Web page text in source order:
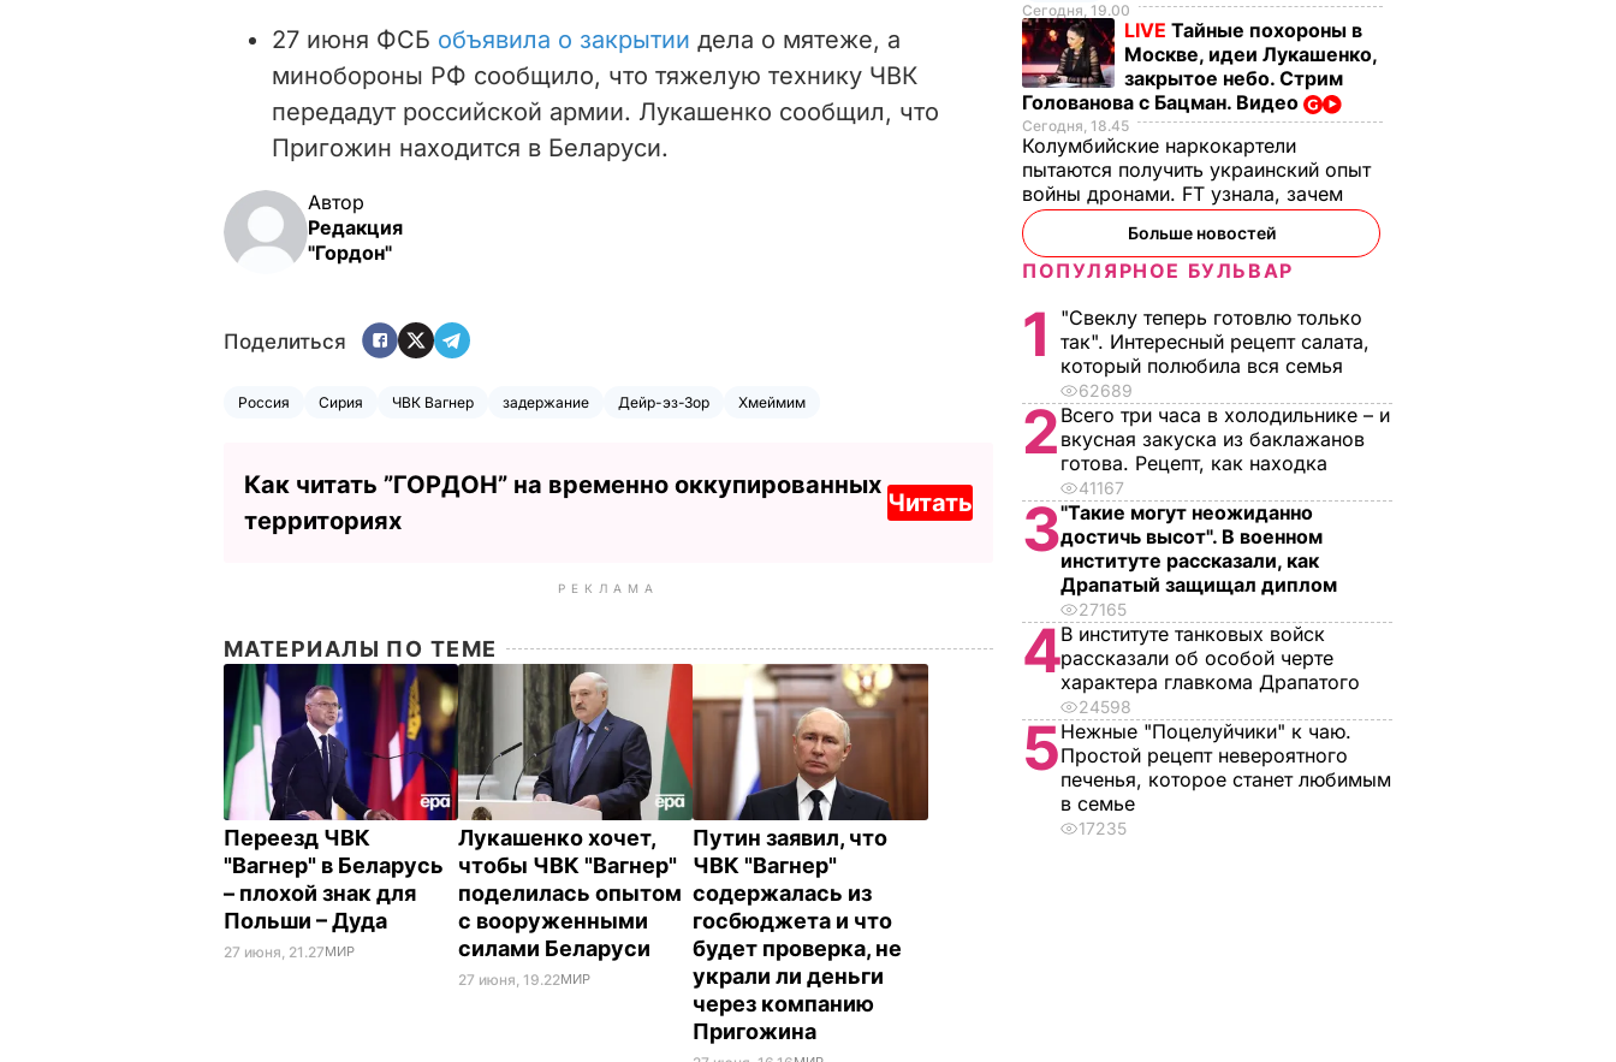
27 июня ФСБ объявила о закрытии дела о мятеже, а
минобороны РФ сообщило, что тяжелую технику ЧВК
передадут российской армии. Лукашенко сообщил, что
Пригожин находится в Беларуси.
Автор
Редакция
"Гордон"
Поделиться
Россия Сирия ЧВК Вагнер задержание Дейр-эз-Зор Хмеймим
Как читать ”ГОРДОН” на временно оккупированных
территориях
Читать
РЕКЛАМА
МАТЕРИАЛЫ ПО ТЕМЕ
Переезд ЧВК
"Вагнер" в Беларусь
– плохой знак для
Польши – Дуда
27 июня, 21.27МИР
Лукашенко хочет,
чтобы ЧВК "Вагнер"
поделилась опытом
с вооруженными
силами Беларуси
27 июня, 19.22МИР
Путин заявил, что
ЧВК "Вагнер"
содержалась из
госбюджета и что
будет проверка, не
украли ли деньги
через компанию
Пригожина
Сегодня, 19.00
LIVE Тайные похороны в
Москве, идеи Лукашенко,
закрытое небо. Стрим
Голованова с Бацман. Видео
Сегодня, 18.45
Колумбийские наркокартели
пытаются получить украинский опыт
войны дронами. FT узнала, зачем
Больше новостей
ПОПУЛЯРНОЕ БУЛЬВАР
1
"Свеклу теперь готовлю только
так". Интересный рецепт салата,
который полюбила вся семья
62689
2 Всего три часа в холодильнике – и
вкусная закуска из баклажанов
готова. Рецепт, как находка
41167
3"Такие могут неожиданно
достичь высот". В военном
институте рассказали, как
Драпатый защищал диплом
27165
4В институте танковых войск
рассказали об особой черте
характера главкома Драпатого
24598
5Нежные "Поцелуйчики" к чаю.
Простой рецепт невероятного
печенья, которое станет любимым
в семье
17235